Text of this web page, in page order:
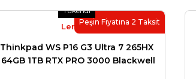
Tükendi
Peşin Fiyatına 2 Taksit
Lenovo
Thinkpad WS P16 G3 Ultra 7 265HX
64GB 1TB RTX PRO 3000 Blackwell